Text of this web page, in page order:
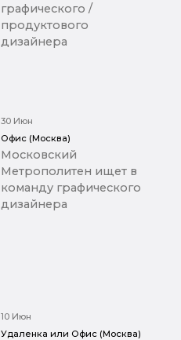
графического /
продуктового
дизайнера
30 Июн
Офис (Москва)
Московский
Метрополитен ищет в
команду графического
дизайнера
10 Июн
Удаленка или Офис (Москва)